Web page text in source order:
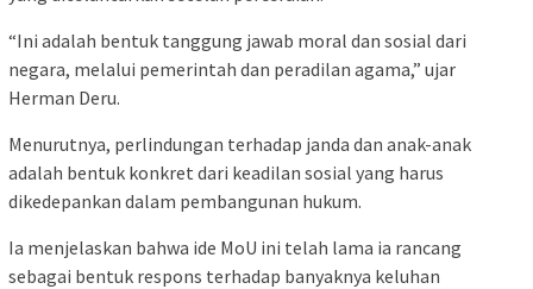
“Ini adalah bentuk tanggung jawab moral dan sosial dari
negara, melalui pemerintah dan peradilan agama,” ujar
Herman Deru.
Menurutnya, perlindungan terhadap janda dan anak-anak
adalah bentuk konkret dari keadilan sosial yang harus
dikedepankan dalam pembangunan hukum.
Ia menjelaskan bahwa ide MoU ini telah lama ia rancang
sebagai bentuk respons terhadap banyaknya keluhan